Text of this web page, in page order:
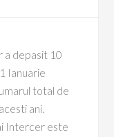
a depasit 10
Ianuarie
total de
ani.
Intercer este